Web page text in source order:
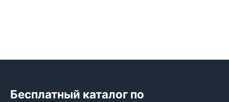
Бесплатный каталог по